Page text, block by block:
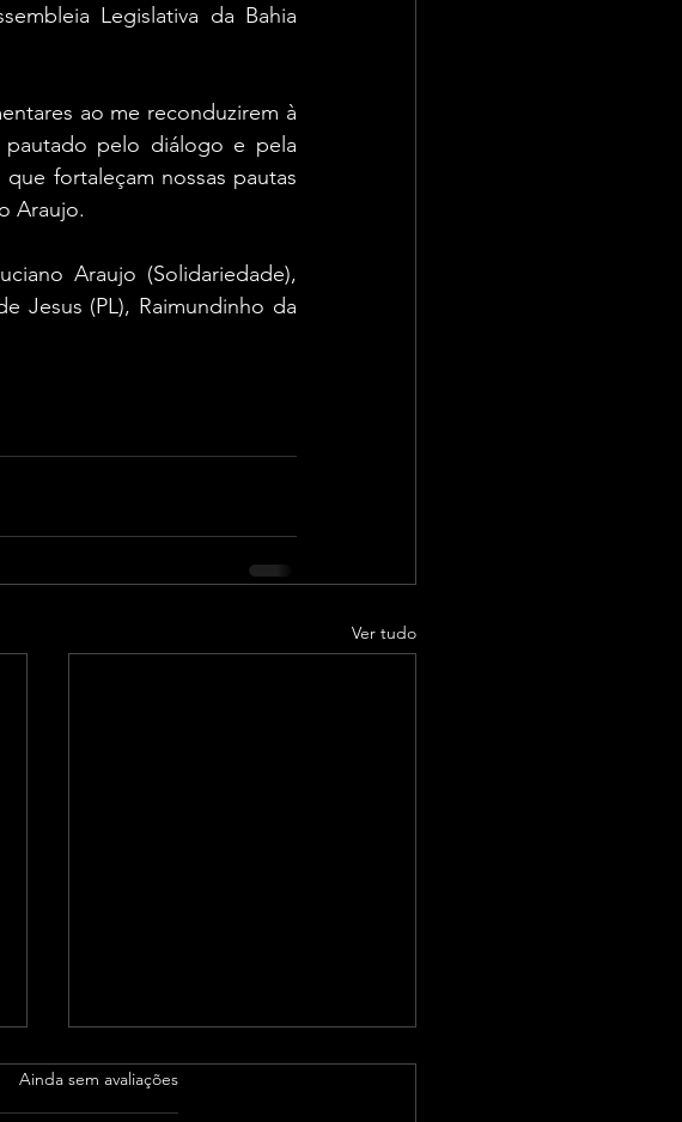
Legislativa da Bahia
ao me reconduzirem à
pelo diálogo e pela
fortaleçam nossas pautas
Araujo.
Araujo (Solidariedade),
Jesus (PL), Raimundinho da
Ver tudo
0 de 5 estrelas.
Ainda sem avaliações